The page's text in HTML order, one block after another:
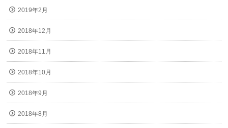
2019年2月
2018年12月
2018年11月
2018年10月
2018年9月
2018年8月